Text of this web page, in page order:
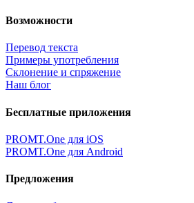
Возможности
Перевод текста
Примеры употребления
Склонение и спряжение
Наш блог
Бесплатные приложения
PROMT.One для iOS
PROMT.One для Android
Предложения